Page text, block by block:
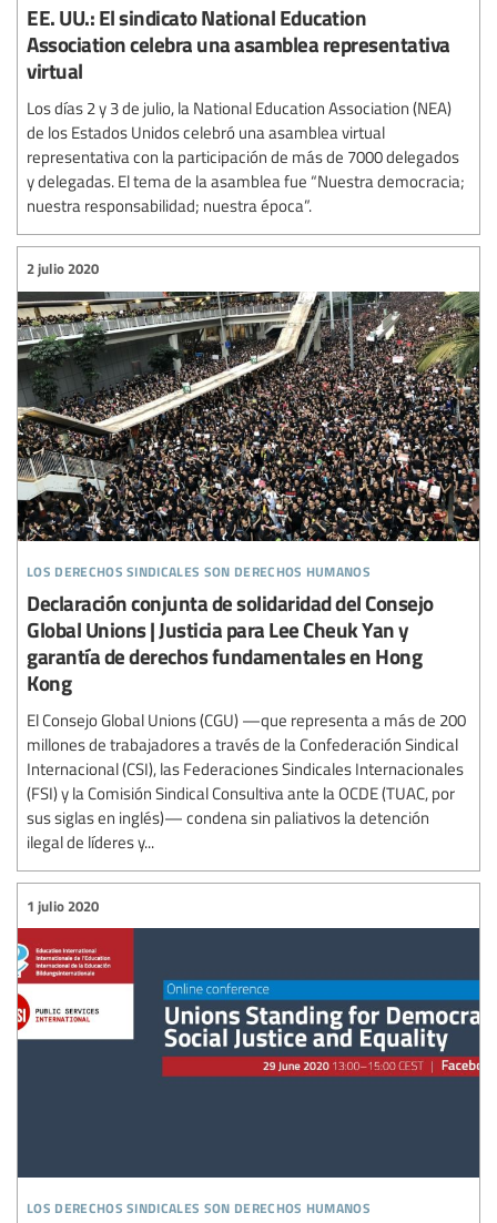
EE. UU.: El sindicato National Education
Association celebra una asamblea representativa
virtual
Los días 2 y 3 de julio, la National Education Association (NEA)
de los Estados Unidos celebró una asamblea virtual
representativa con la participación de más de 7000 delegados
y delegadas. El tema de la asamblea fue “Nuestra democracia;
nuestra responsabilidad; nuestra época”.
los derechos sindicales son derechos humanos
2 julio 2020
Declaración conjunta de solidaridad del Consejo
Global Unions | Justicia para Lee Cheuk Yan y
garantía de derechos fundamentales en Hong
Kong
El Consejo Global Unions (CGU) —que representa a más de 200
millones de trabajadores a través de la Confederación Sindical
Internacional (CSI), las Federaciones Sindicales Internacionales
(FSI) y la Comisión Sindical Consultiva ante la OCDE (TUAC, por
sus siglas en inglés)— condena sin paliativos la detención
ilegal de líderes y...
los derechos sindicales son derechos humanos
1 julio 2020